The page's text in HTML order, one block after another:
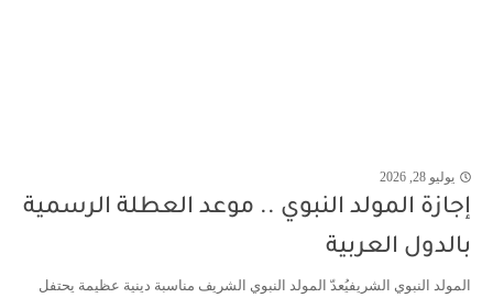
يوليو 28, 2026
إجازة المولد النبوي .. موعد العطلة الرسمية
بالدول العربية
المولد النبوي الشريفيُعدّ المولد النبوي الشريف مناسبة دينية عظيمة يحتفل